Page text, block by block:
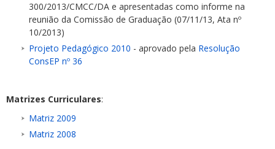
300/2013/CMCC/DA e apresentadas como informe na
reunião da Comissão de Graduação (07/11/13, Ata nº
10/2013)
Projeto Pedagógico 2010 - aprovado pela Resolução
ConsEP nº 36
Matrizes Curriculares:
Matriz 2009
Matriz 2008